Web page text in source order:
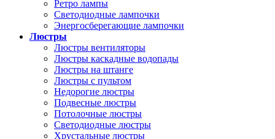
Ретро лампы
Светодиодные лампочки
Энергосберегающие лампочки
Люстры
Люстры вентиляторы
Люстры каскадные водопады
Люстры на штанге
Люстры с пультом
Недорогие люстры
Подвесные люстры
Потолочные люстры
Светодиодные люстры
Хрустальные люстры